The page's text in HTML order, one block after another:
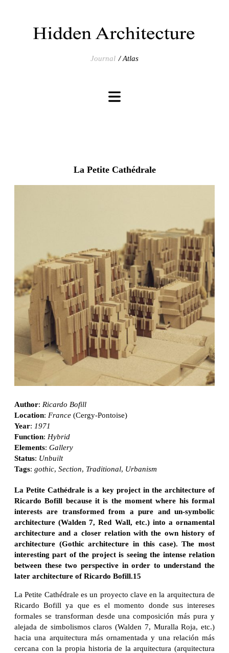
Journal Atlas
La Petite Cathédrale
Author: Ricardo Bofill
Location: France (Cergy-Pontoise)
Year: 1971
Function: Hybrid
Elements: Gallery
Status: Unbuilt
Tags: gothic, Section, Traditional, Urbanism
La Petite Cathédrale is a key project in the architecture of
Ricardo Bofill because it is the moment where his formal
interests are transformed from a pure and un-symbolic
architecture (Walden 7, Red Wall, etc.) into a ornamental
architecture and a closer relation with the own history of
architecture (Gothic architecture in this case). The most
interesting part of the project is seeing the intense relation
between these two perspective in order to understand the
later architecture of Ricardo Bofill.15
La Petite Cathédrale es un proyecto clave en la arquitectura de
Ricardo Bofill ya que es el momento donde sus intereses
formales se transforman desde una composición más pura y
alejada de simbolismos claros (Walden 7, Muralla Roja, etc.)
hacia una arquitectura más ornamentada y una relación más
cercana con la propia historia de la arquitectura (arquitectura